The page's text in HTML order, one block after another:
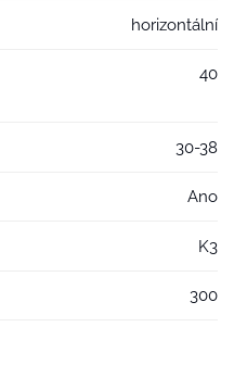
horizontální
40
30-38
Ano
K3
300